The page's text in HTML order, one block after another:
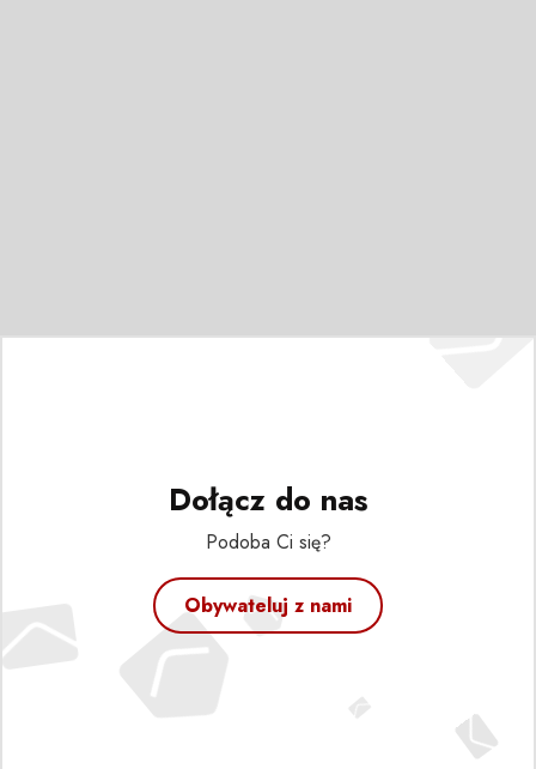
Dołącz do nas
Podoba Ci się?
Obywateluj z nami